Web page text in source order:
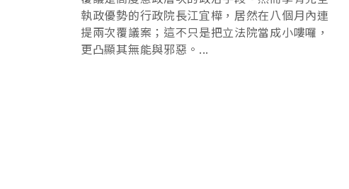
執政優勢的行政院長江宜樺，居然在八個月內連
提兩次覆議案；這不只是把立法院當成小嘍囉，
更凸顯其無能與邪惡。...